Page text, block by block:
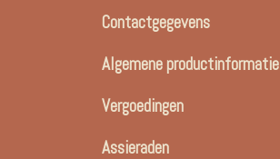
Contactgegevens
Algemene productinformatie
Vergoedingen
Assieraden